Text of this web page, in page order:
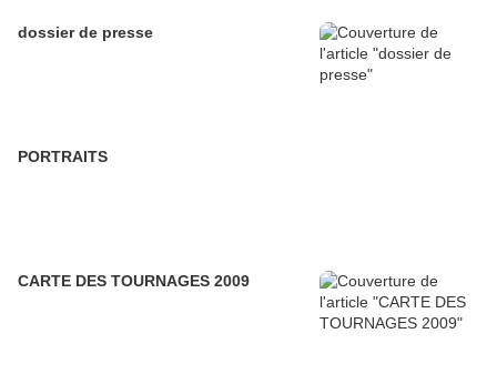
dossier de presse
PORTRAITS
CARTE DES TOURNAGES 2009